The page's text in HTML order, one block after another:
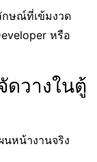
กษณ์ที่เข้มงวด
หรือ
ดวางในตู้
นหน้างานจริง